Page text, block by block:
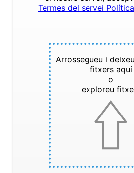
Termes del servei
Arrossegueu i
fitxers aquí
o
exploreu